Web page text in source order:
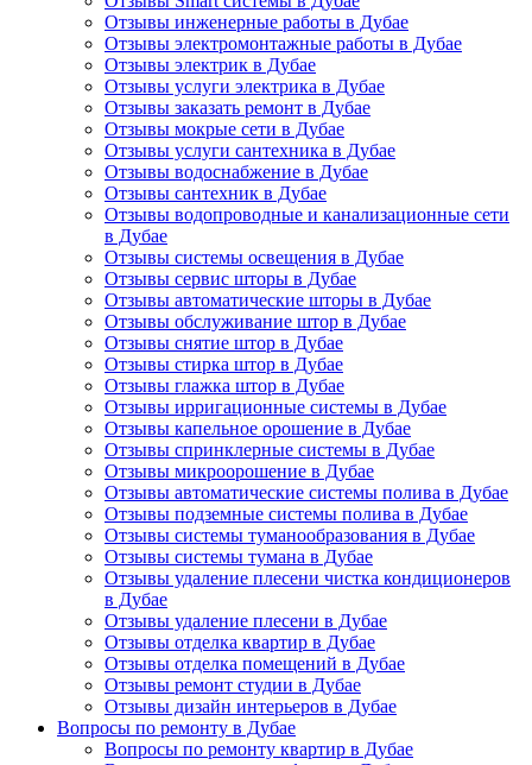
Отзывы инженерные работы в Дубае
Отзывы электромонтажные работы в Дубае
Отзывы электрик в Дубае
Отзывы услуги электрика в Дубае
Отзывы заказать ремонт в Дубае
Отзывы мокрые сети в Дубае
Отзывы услуги сантехника в Дубае
Отзывы водоснабжение в Дубае
Отзывы сантехник в Дубае
Отзывы водопроводные и канализационные сети
в Дубае
Отзывы системы освещения в Дубае
Отзывы сервис шторы в Дубае
Отзывы автоматические шторы в Дубае
Отзывы обслуживание штор в Дубае
Отзывы снятие штор в Дубае
Отзывы стирка штор в Дубае
Отзывы глажка штор в Дубае
Отзывы ирригационные системы в Дубае
Отзывы капельное орошение в Дубае
Отзывы спринклерные системы в Дубае
Отзывы микроорошение в Дубае
Отзывы автоматические системы полива в Дубае
Отзывы подземные системы полива в Дубае
Отзывы системы туманообразования в Дубае
Отзывы системы тумана в Дубае
Отзывы удаление плесени чистка кондиционеров
в Дубае
Отзывы удаление плесени в Дубае
Отзывы отделка квартир в Дубае
Отзывы отделка помещений в Дубае
Отзывы ремонт студии в Дубае
Отзывы дизайн интерьеров в Дубае
Вопросы по ремонту в Дубае
Вопросы по ремонту квартир в Дубае